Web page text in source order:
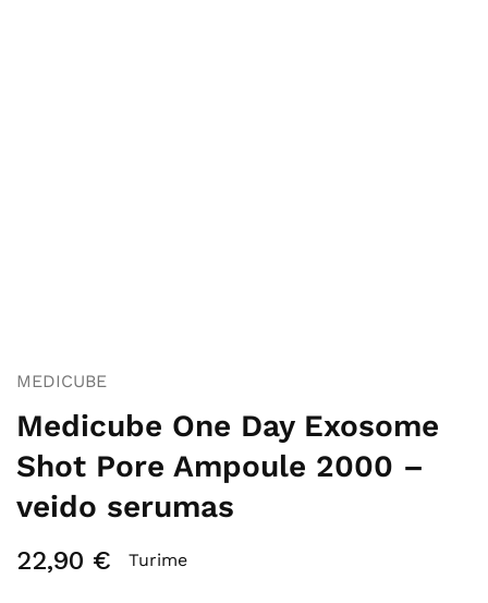
MEDICUBE
Medicube One Day Exosome
Shot Pore Ampoule 2000 –
veido serumas
22,90 € Turime